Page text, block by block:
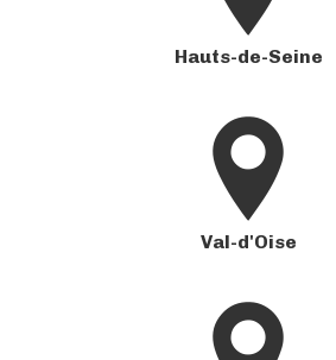
Hauts-de-Seine
Val-d'Oise